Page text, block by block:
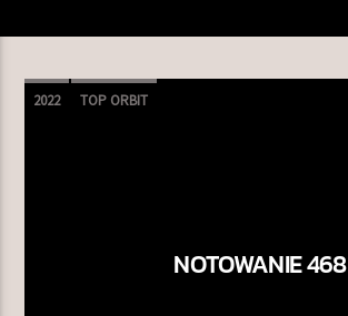
2022 TOP ORBIT
NOTOWANIE 468